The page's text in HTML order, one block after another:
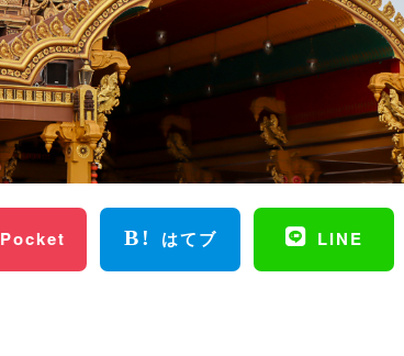
Pocket はてブ LINE